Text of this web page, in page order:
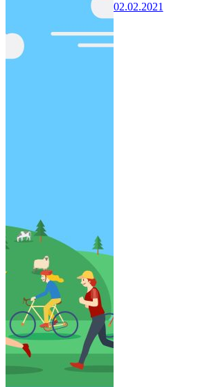
02.02.2021